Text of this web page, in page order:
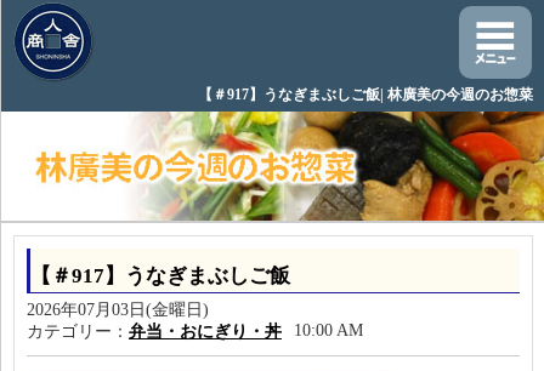
【＃917】うなぎまぶしご飯| 林廣美の今週のお惣菜
【＃917】うなぎまぶしご飯
2026年07月03日(金曜日)
カテゴリー： 弁当・おにぎり・丼 10:00 AM